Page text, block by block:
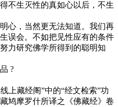
不生灭性的真如心以后，不生
心，当然更无法知道。我们再
误会。不如把见性应有的条件
力研究佛学所得到的聪明知
?
上藏经阁”中的“经文检索”功
鸠摩罗什所译之《佛藏经》卷